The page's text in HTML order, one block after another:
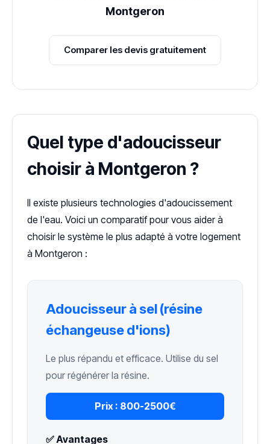
Montgeron
Comparer les devis gratuitement
Quel type d'adoucisseur
choisir à Montgeron ?
Il existe plusieurs technologies d'adoucissement
de l'eau. Voici un comparatif pour vous aider à
choisir le système le plus adapté à votre logement
à Montgeron :
Adoucisseur à sel (résine
échangeuse d'ions)
Le plus répandu et efficace. Utilise du sel
pour régénérer la résine.
Prix : 800-2500€
✅ Avantages